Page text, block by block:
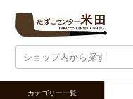
カテゴリー一覧